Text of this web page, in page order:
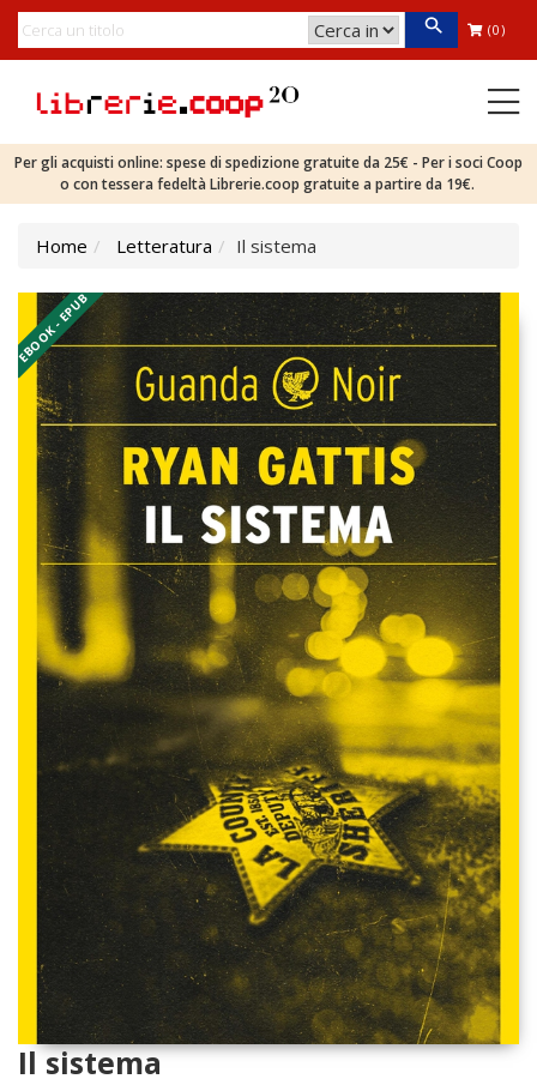
(0)
Per gli acquisti online: spese di spedizione gratuite da 25€ - Per i soci Coop
o con tessera fedeltà Librerie.coop gratuite a partire da 19€.
Home Letteratura Il sistema
EBOOK - EPUB
Il sistema